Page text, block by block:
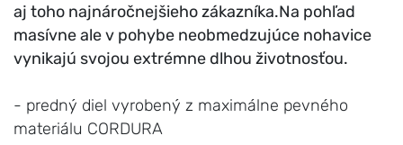
aj toho najnáročnejšieho zákazníka.Na pohľad
masívne ale v pohybe neobmedzujúce nohavice
vynikajú svojou extrémne dlhou životnosťou.
- predný diel vyrobený z maximálne pevného
materiálu CORDURA